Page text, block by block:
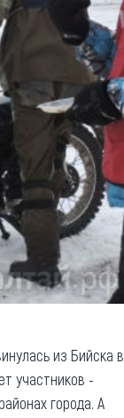
из Бийска в
участников -
города. А